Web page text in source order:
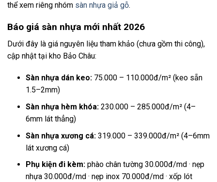
thể xem riêng nhóm sàn nhựa giả gỗ.
Báo giá sàn nhựa mới nhất 2026
Dưới đây là giá nguyên liệu tham khảo (chưa gồm thi công),
cập nhật tại kho Bảo Châu:
Sàn nhựa dán keo: 75.000 – 110.000đ/m² (keo sẵn
1.5–2mm)
Sàn nhựa hèm khóa: 230.000 – 285.000đ/m² (4–
6mm lát thẳng)
Sàn nhựa xương cá: 319.000 – 339.000đ/m² (4–6mm
lát xương cá)
Phụ kiện đi kèm: phào chân tường 30.000đ/md · nẹp
nhựa 30.000đ/md · nẹp inox 70.000đ/md · xốp lót